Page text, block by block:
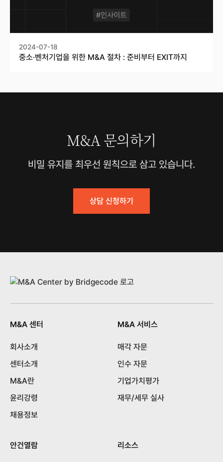
2024-07-18
중소·벤처기업을 위한 M&A 절차 : 준비부터 EXIT까지
M&A 문의하기
비밀 유지를 최우선 원칙으로 삼고 있습니다.
상담 신청하기
M&A 센터
회사소개
센터소개
M&A란
윤리강령
채용정보
M&A 서비스
매각 자문
인수 자문
기업가치평가
재무/세무 실사
안건열람 리소스